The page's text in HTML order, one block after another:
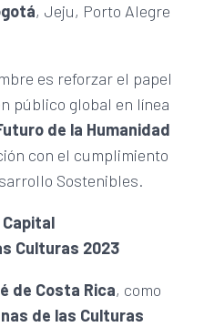
, Jeju, Porto Alegre
es reforzar el papel
público global en línea
de la Humanidad
con el cumplimiento
Sostenibles.
Culturas 2023
de Costa Rica, como
de las Culturas